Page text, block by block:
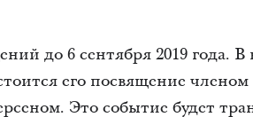
до 6 сентября 2019 года. В
его посвящение
Это событие будет